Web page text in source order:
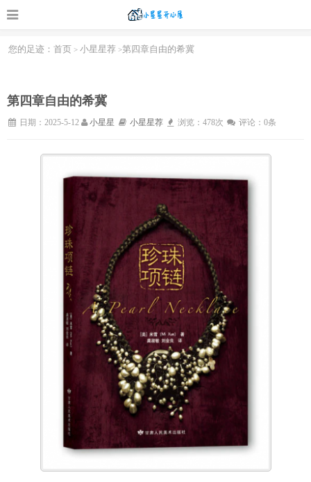
您的足迹： 首页 > 小星星荐 >第四章自由的希冀
第四章自由的希冀
日期：2025-5-12 小星星 小星星荐 浏览：478次 评论：0条